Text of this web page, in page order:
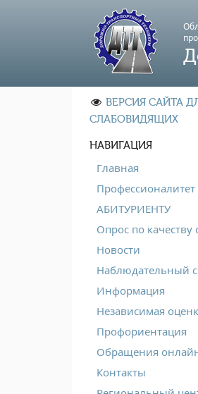
ВЕРСИЯ САЙТА
СЛАБОВИДЯЩИХ
НАВИГАЦИЯ
Главная
Профессионалитет
АБИТУРИЕНТУ
Опрос по качеству
Новости
Наблюдательный
Информация
Независимая
Профориентация
Обращения
Контакты